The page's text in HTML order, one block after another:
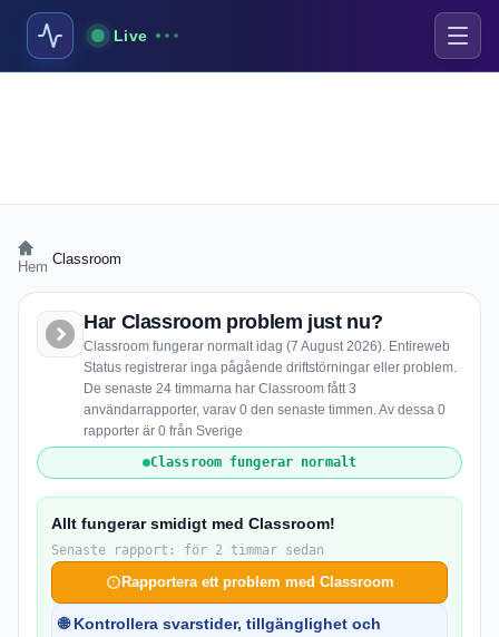
Live
Hem Classroom
Har Classroom problem just nu?
Classroom fungerar normalt idag (7 August 2026). Entireweb
Status registrerar inga pågående driftstörningar eller problem.
De senaste 24 timmarna har Classroom fått 3
användarrapporter, varav 0 den senaste timmen. Av dessa 0
rapporter är 0 från Sverige
Classroom fungerar normalt
Allt fungerar smidigt med Classroom!
Senaste rapport: för 2 timmar sedan
Rapportera ett problem med Classroom
🌐 Kontrollera svarstider, tillgänglighet och